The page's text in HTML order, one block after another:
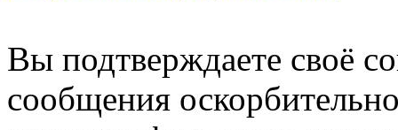
Вы подтверждаете своё
сообщения